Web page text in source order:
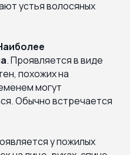
устья волосяных
. Проявляется в виде
похожих на
могут
Обычно встречается
у пожилых